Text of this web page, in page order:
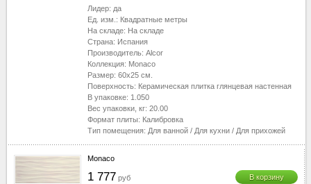
Лидер: да
Ед. изм.: Квадратные метры
На складе: На складе
Страна: Испания
Производитель: Alcor
Коллекция: Monaco
Размер: 60x25 см.
Поверхность: Керамическая плитка глянцевая настенная
В упаковке: 1.050
Вес упаковки, кг: 20.00
Формат плиты: Калибровка
Тип помещения: Для ванной / Для кухни / Для прихожей
Monaco
1 777 руб В корзину